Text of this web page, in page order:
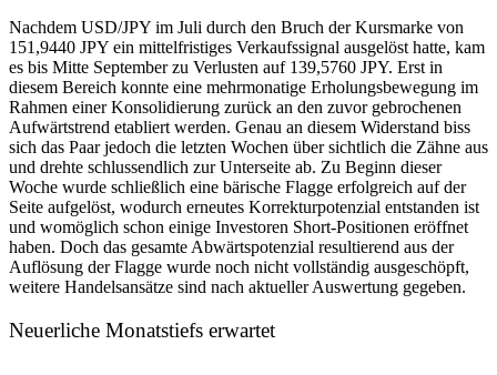
Nachdem USD/JPY im Juli durch den Bruch der Kursmarke von
151,9440 JPY ein mittelfristiges Verkaufssignal ausgelöst hatte, kam
es bis Mitte September zu Verlusten auf 139,5760 JPY. Erst in
diesem Bereich konnte eine mehrmonatige Erholungsbewegung im
Rahmen einer Konsolidierung zurück an den zuvor gebrochenen
Aufwärtstrend etabliert werden. Genau an diesem Widerstand biss
sich das Paar jedoch die letzten Wochen über sichtlich die Zähne aus
und drehte schlussendlich zur Unterseite ab. Zu Beginn dieser
Woche wurde schließlich eine bärische Flagge erfolgreich auf der
Seite aufgelöst, wodurch erneutes Korrekturpotenzial entstanden ist
und womöglich schon einige Investoren Short-Positionen eröffnet
haben. Doch das gesamte Abwärtspotenzial resultierend aus der
Auflösung der Flagge wurde noch nicht vollständig ausgeschöpft,
weitere Handelsansätze sind nach aktueller Auswertung gegeben.
Neuerliche Monatstiefs erwartet